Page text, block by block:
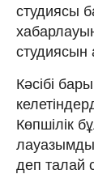
студиясы
Кәсібі
Көпшілік
деп талай